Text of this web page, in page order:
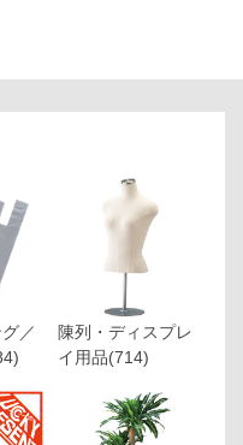
／
陳列・ディスプレ
イ用品(714)